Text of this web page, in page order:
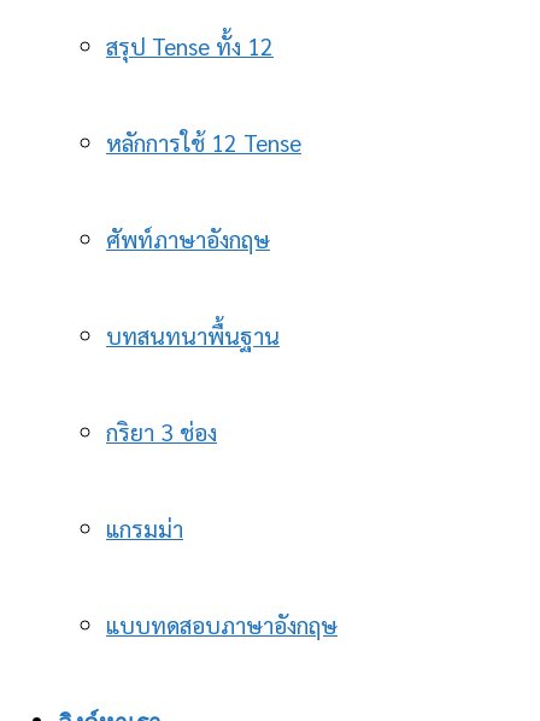
สรุป Tense ทั้ง 12
หลักการใช้ 12 Tense
ศัพท์ภาษาอังกฤษ
บทสนทนาพื้นฐาน
กริยา 3 ช่อง
แกรมม่า
แบบทดสอบภาษาอังกฤษ